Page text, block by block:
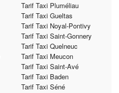
Tarif Taxi Pluméliau
Tarif Taxi Gueltas
Tarif Taxi Noyal-Pontivy
Tarif Taxi Saint-Gonnery
Tarif Taxi Quelneuc
Tarif Taxi Meucon
Tarif Taxi Saint-Avé
Tarif Taxi Baden
Tarif Taxi Séné